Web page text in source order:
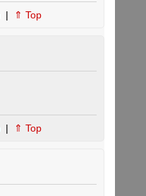
| ⇑ Top
| ⇑ Top